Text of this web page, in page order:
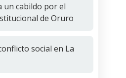
un cabildo por el
de Oruro
social en La